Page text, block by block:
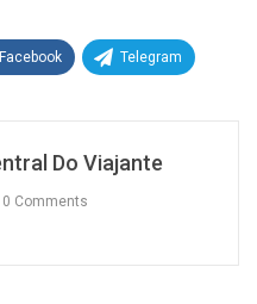
Facebook Telegram
Do Viajante
0 Comments